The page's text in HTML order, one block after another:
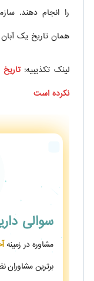
را انجام دهند.
همان تاریخ یک آبان
لینک تکذیبیه:
نکرده است
سوالی
مشاوره در زمینه